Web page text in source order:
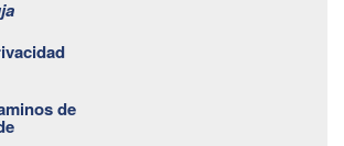
de